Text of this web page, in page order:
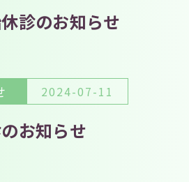
診のお知らせ
2024-07-11
お知らせ